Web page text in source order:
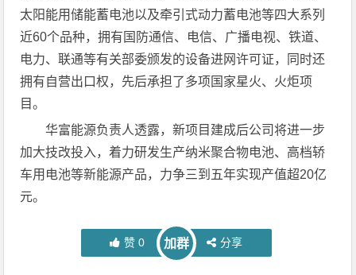
太阳能用储能蓄电池以及牵引式动力蓄电池等四大系列
近60个品种，拥有国防通信、电信、广播电视、铁道、
电力、联通等有关部委颁发的设备进网许可证，同时还
拥有自营出口权，先后承担了多项国家星火、火炬项
目。
华富能源负责人透露，新项目建成后公司将进一步
加大技改投入，着力研发生产纳米聚合物电池、高档轿
车用电池等新能源产品，力争三到五年实现产值超20亿
元。
赞 0 加群 分享